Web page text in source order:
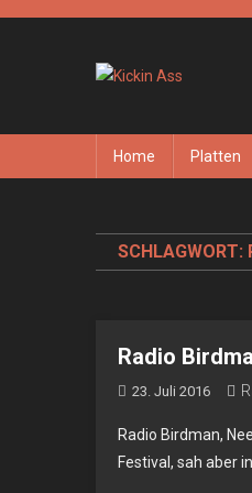
Home Platten
SCHLAGWORT:
Radio
23. Juli 2016
Radio Birdman,
Festival, sah aber